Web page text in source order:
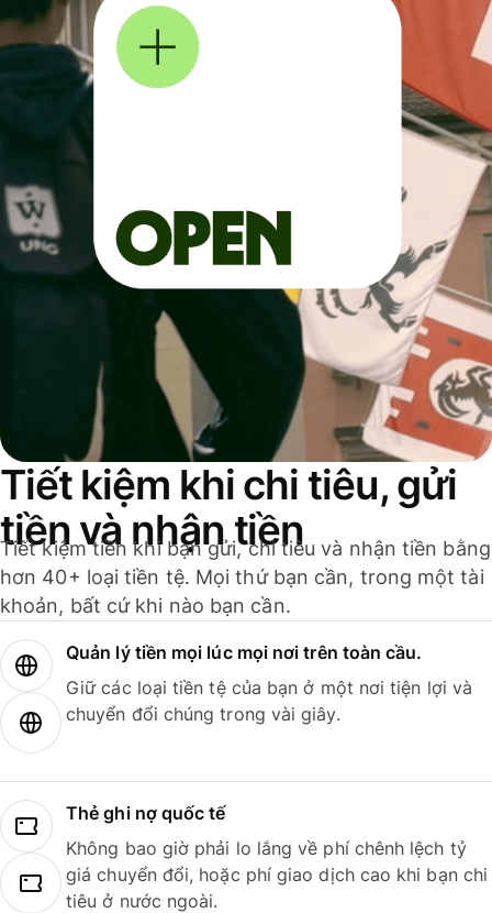
Tiết kiệm khi chi tiêu, gửi
tiền và nhận tiền
Tiết kiệm tiền khi bạn gửi, chi tiêu và nhận tiền bằng
hơn 40+ loại tiền tệ. Mọi thứ bạn cần, trong một tài
khoản, bất cứ khi nào bạn cần.
Quản lý tiền mọi lúc mọi nơi trên toàn cầu.
Giữ các loại tiền tệ của bạn ở một nơi tiện lợi và
chuyển đổi chúng trong vài giây.
Thẻ ghi nợ quốc tế
Không bao giờ phải lo lắng về phí chênh lệch tỷ
giá chuyển đổi, hoặc phí giao dịch cao khi bạn chi
tiêu ở nước ngoài.